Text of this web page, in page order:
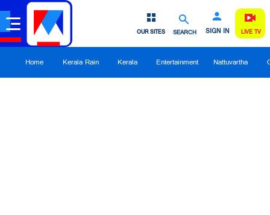
SEARCH SIGN IN
OUR SITES LIVE TV
Home Kerala Rain Kerala Entertainment Nattuvartha